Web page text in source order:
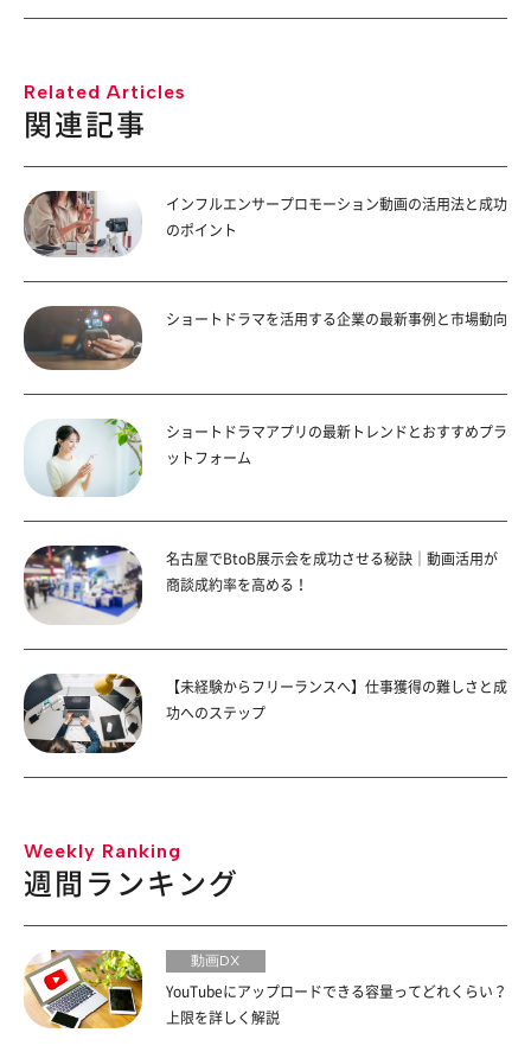
Related Articles
関連記事
インフルエンサープロモーション動画の活用法と成功
のポイント
ショートドラマを活用する企業の最新事例と市場動向
ショートドラマアプリの最新トレンドとおすすめプラ
ットフォーム
名古屋でBtoB展示会を成功させる秘訣｜動画活用が
商談成約率を高める！
【未経験からフリーランスへ】仕事獲得の難しさと成
功へのステップ
Weekly Ranking
週間ランキング
動画DX
YouTubeにアップロードできる容量ってどれくらい？
上限を詳しく解説